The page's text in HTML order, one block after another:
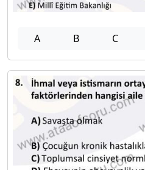
A B C